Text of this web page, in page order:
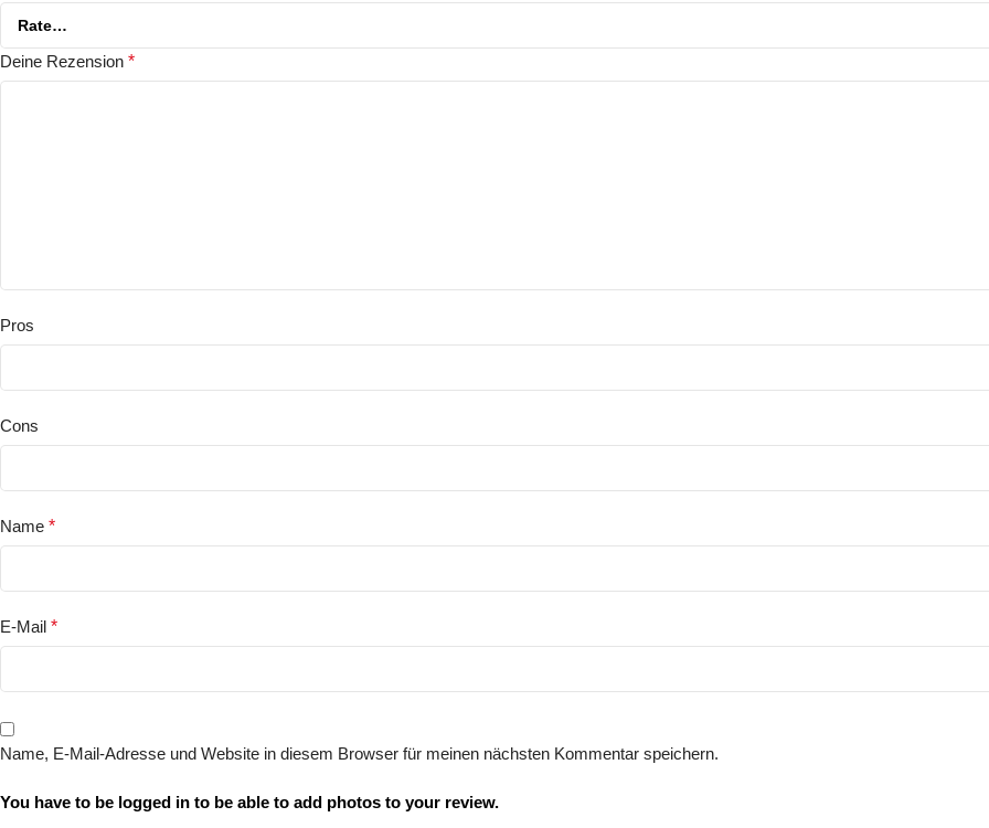
Deine Rezension *
Pros
Cons
Name *
E-Mail *
Name, E-Mail-Adresse und Website in diesem Browser für meinen nächsten Kommentar speichern.
You have to be logged in to be able to add photos to your review.